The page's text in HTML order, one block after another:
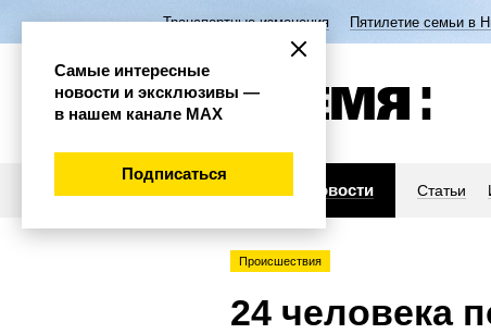
Транспортные изменения Пятилетие семьи в
Новости Статьи
Происшествия
24 человека
Самые интересные
новости и эксклюзивы —
в нашем канале МАХ
Подписаться